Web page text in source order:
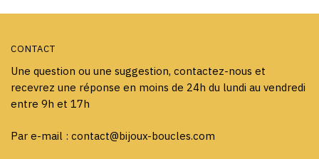
CONTACT
Une question ou une suggestion, contactez-nous et
recevrez une réponse en moins de 24h du lundi au vendredi
entre 9h et 17h
Par e-mail : contact@bijoux-boucles.com